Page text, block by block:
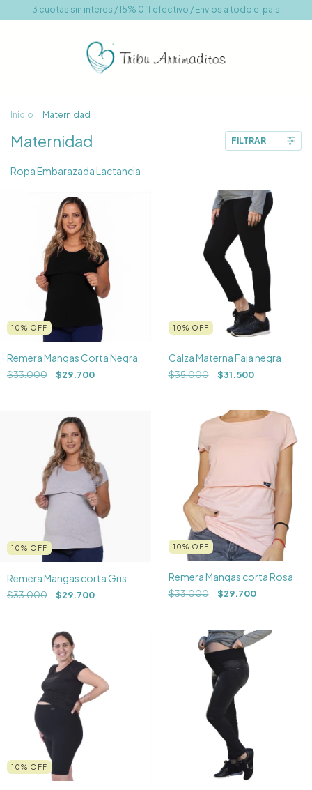
3 cuotas sin interes / 15% 0ff efectivo / Envios a todo el pais
Inicio . Maternidad
Maternidad FILTRAR
Ropa Embarazada Lactancia
10% OFF
Remera Mangas Corta Negra
$33.000 $29.700
10% OFF
Calza Materna Faja negra
$35.000 $31.500
10% OFF
Remera Mangas corta Gris
$33.000 $29.700
10% OFF
Remera Mangas corta Rosa
$33.000 $29.700
10% OFF